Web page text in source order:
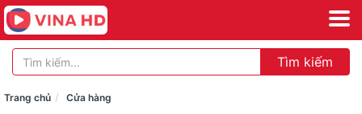
Tìm kiếm
Trang chủ Cửa hàng